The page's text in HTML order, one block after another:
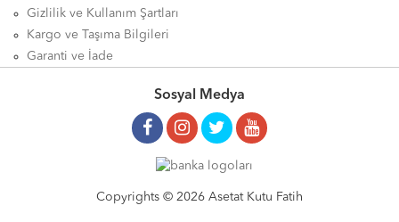
Gizlilik ve Kullanım Şartları
Kargo ve Taşıma Bilgileri
Garanti ve İade
Sosyal Medya
Copyrights © 2026 Asetat Kutu Fatih